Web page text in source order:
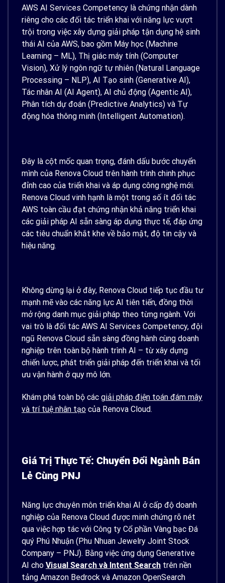
AWS AI Services Competency là chứng nhận dành
riêng cho các đối tác triển khai với năng lực vượt
trội trong việc xây dựng giải pháp tận dụng hệ sinh
thái AI của AWS, bao gồm Máy học (Machine
Learning – ML), Thị giác máy tính (Computer
Vision), Xử lý ngôn ngữ tự nhiên (Natural Language
Processing – NLP), AI Tạo sinh (Generative AI),
Tác nhân AI (AI Agent), AI chủ động (Agentic AI),
Phân tích dự đoán (Predictive Analytics) và Tự
động hóa thông minh (Intelligent Automation).
Đây là cột mốc quan trọng, đánh dấu bước chuyển
mình của Renova Cloud trên hành trình chinh phục
đỉnh cao của triển khai và áp dụng công nghệ mới.
Renova Cloud vinh hạnh là một trong số ít đối tác
AWS toàn cầu đạt chứng nhận khả năng triển khai
các giải pháp AI sẵn sàng áp dụng thực tế, đáp ứng
các tiêu chuẩn khắt khe về bảo mật, độ tin cậy và
hiệu năng.
Không dừng lại ở đây, Renova Cloud tiếp tục đầu tư
mạnh mẽ vào các năng lực AI tiên tiến, đồng thời
mở rộng danh mục giải pháp theo từng ngành. Với
vai trò là đối tác AWS AI Services Competency, đội
ngũ Renova Cloud sẵn sàng đồng hành cùng doanh
nghiệp trên toàn bộ hành trình AI – từ xây dựng
chiến lược, phát triển giải pháp đến triển khai và tối
ưu vận hành ở quy mô lớn.
Khám phá toàn bộ các giải pháp điện toán đám mây
và trí tuệ nhân tạo của Renova Cloud.
Giá Trị Thực Tế: Chuyển Đổi Ngành Bán
Lẻ Cùng PNJ
Năng lực chuyên môn triển khai AI ở cấp độ doanh
nghiệp của Renova Cloud được minh chứng rõ nét
qua việc hợp tác với Công ty Cổ phần Vàng bạc Đá
quý Phú Nhuận (Phu Nhuan Jewelry Joint Stock
Company – PNJ). Bằng việc ứng dụng Generative
AI cho Visual Search và Intent Search trên nền
tảng Amazon Bedrock và Amazon OpenSearch